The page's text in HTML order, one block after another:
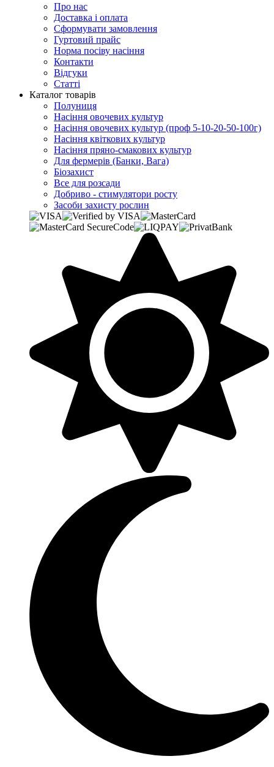
Про нас
Доставка і оплата
Сформувати замовлення
Гуртовий прайс
Норма посіву насіння
Контакти
Відгуки
Статті
Каталог товарів
Полуниця
Насіння овочевих культур
Насіння овочевих культур (проф 5-10-20-50-100г)
Насіння квіткових культур
Насіння пряно-смакових культур
Для фермерів (Банки, Вага)
Біозахист
Все для розсади
Добриво - стимулятори росту
Засоби захисту рослин